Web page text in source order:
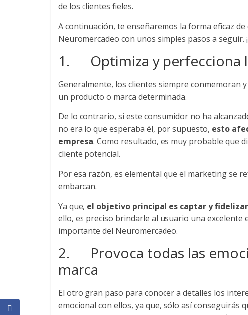
Actualidad
y
Mercadeo
en
Colombia
|
Revistas
de
Actualidad
en
Colombia
Revista
de los clientes fieles.
A continuación, te enseñaremos la forma eficaz
Neuromercadeo con unos simples pasos a
1. Optimiza y perfecciona
Generalmente, los clientes siempre conmemoran
un producto o marca determinada.
De lo contrario, si este consumidor no ha
no era lo que esperaba él, por supuesto, esto
empresa. Como resultado, es muy probable que
cliente potencial.
Por esa razón, es elemental que el marketing se
embarcan.
Ya que, el objetivo principal es captar y
ello, es preciso brindarle al usuario una excelente
importante del Neuromercadeo.
2. Provoca todas las
marca
El otro gran paso para conocer a detalles los
emocional con ellos, ya que, sólo así conseguirás